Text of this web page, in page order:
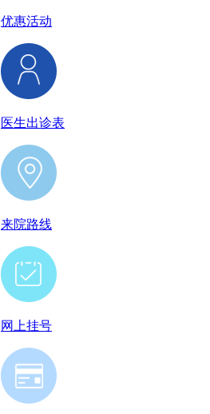
优惠活动
医生出诊表
来院路线
网上挂号